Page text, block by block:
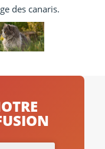
des canaris.